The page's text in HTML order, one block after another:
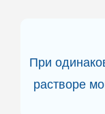
При
растворе